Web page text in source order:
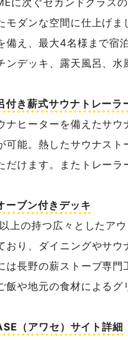
に次ぐセカンドクラス
モダンな空間に仕上げ
備え、最大4名様まで宿
ンデッキ、露天風呂、水
付き薪式サウナトレーラ
ナヒーターを備えたサ
可能。熱したサウナス
だけます。またトレーラ
ーブン付きデッキ
上の持つ広々としたア
おり、ダイニングやサ
は長野の薪ストーブ専
飯や地元の食材によるグ
（アワセ）サイト詳細